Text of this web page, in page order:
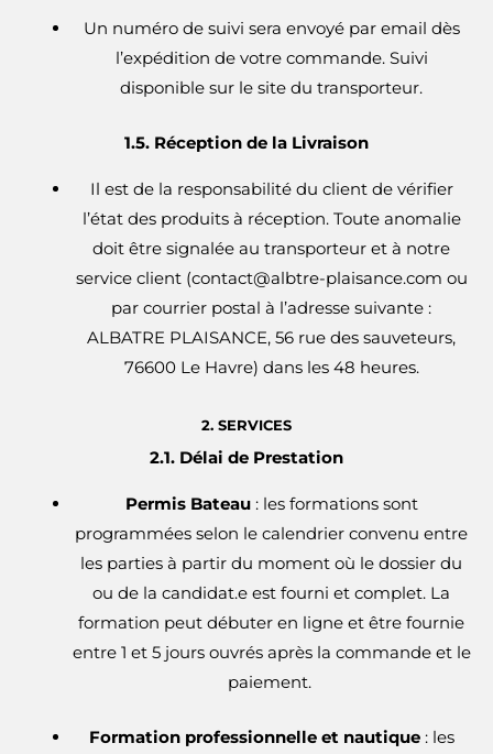
Un numéro de suivi sera envoyé par email dès
l’expédition de votre commande. Suivi
disponible sur le site du transporteur.
1.5. Réception de la Livraison
Il est de la responsabilité du client de vérifier
l’état des produits à réception. Toute anomalie
doit être signalée au transporteur et à notre
service client (contact@albtre-plaisance.com ou
par courrier postal à l’adresse suivante :
ALBATRE PLAISANCE, 56 rue des sauveteurs,
76600 Le Havre) dans les 48 heures.
2. SERVICES
2.1. Délai de Prestation
Permis Bateau: les formations sont
programmées selon le calendrier convenu entre
les parties à partir du moment où le dossier du
ou de la candidat.e est fourni et complet. La
formation peut débuter en ligne et être fournie
entre 1 et 5 jours ouvrés après la commande et le
paiement.
Formation professionnelle et nautique: les